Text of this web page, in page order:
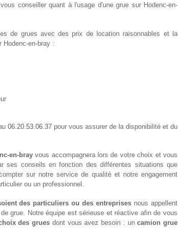
conseiller quant à l'usage d'une grue sur Hodenc-en-
de grues avec des prix de location raisonnables et la
Hodenc-en-bray :
06.20.53.06.37 pour vous assurer de la disponibilité et du
en-brayvous accompagnera lors de votre choix et vous
ses conseils en fonction des différentes situations que
sur notre service de qualité et notre engagement
ou un professionnel.
des particuliers ou des entreprises nous appellent
grue. Notre équipe est sérieuse et réactive afin de vous
des grues dont vous avez besoin : uncamion grue